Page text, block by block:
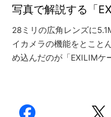
写真で解説する「
28ミリの広角レンズに
イカメラの機能をとこと
め込んだのが「EXILIMケ